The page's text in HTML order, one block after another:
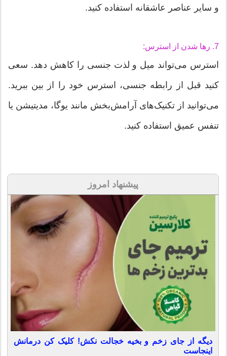
و سایر عناصر عاشقانه استفاده کنید.
7. رها شدن از استرس:
استرس می‌تواند میل و لذت جنسی را کاهش دهد. سعی
کنید قبل از رابطه جنسی، استرس خود را از بین ببرید.
می‌توانید از تکنیک‌های آرامش‌بخش مانند یوگا، مدیتیشن یا
تنفس عمیق استفاده کنید.
پیشنهاد امروز
دیگه از جای زخم و بخیه خجالت نکش! کلیک کن درمانش
اینجاست